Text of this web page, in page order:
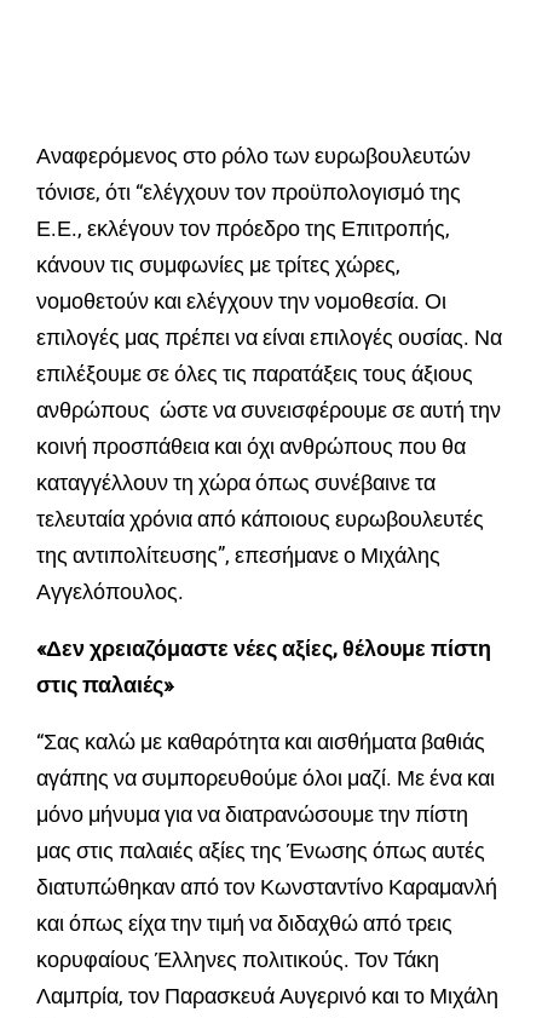
Αναφερόμενος στο ρόλο των ευρωβουλευτών
τόνισε, ότι “ελέγχουν τον προϋπολογισμό της
Ε.Ε., εκλέγουν τον πρόεδρο της Επιτροπής,
κάνουν τις συμφωνίες με τρίτες χώρες,
νομοθετούν και ελέγχουν την νομοθεσία. Οι
επιλογές μας πρέπει να είναι επιλογές ουσίας. Να
επιλέξουμε σε όλες τις παρατάξεις τους άξιους
ανθρώπους ώστε να συνεισφέρουμε σε αυτή την
κοινή προσπάθεια και όχι ανθρώπους που θα
καταγγέλλουν τη χώρα όπως συνέβαινε τα
τελευταία χρόνια από κάποιους ευρωβουλευτές
της αντιπολίτευσης”, επεσήμανε ο Μιχάλης
Αγγελόπουλος.
«Δεν χρειαζόμαστε νέες αξίες, θέλουμε πίστη
στις παλαιές»
“Σας καλώ με καθαρότητα και αισθήματα βαθιάς
αγάπης να συμπορευθούμε όλοι μαζί. Με ένα και
μόνο μήνυμα για να διατρανώσουμε την πίστη
μας στις παλαιές αξίες της Ένωσης όπως αυτές
διατυπώθηκαν από τον Κωνσταντίνο Καραμανλή
και όπως είχα την τιμή να διδαχθώ από τρεις
κορυφαίους Έλληνες πολιτικούς. Τον Τάκη
Λαμπρία, τον Παρασκευά Αυγερινό και το Μιχάλη